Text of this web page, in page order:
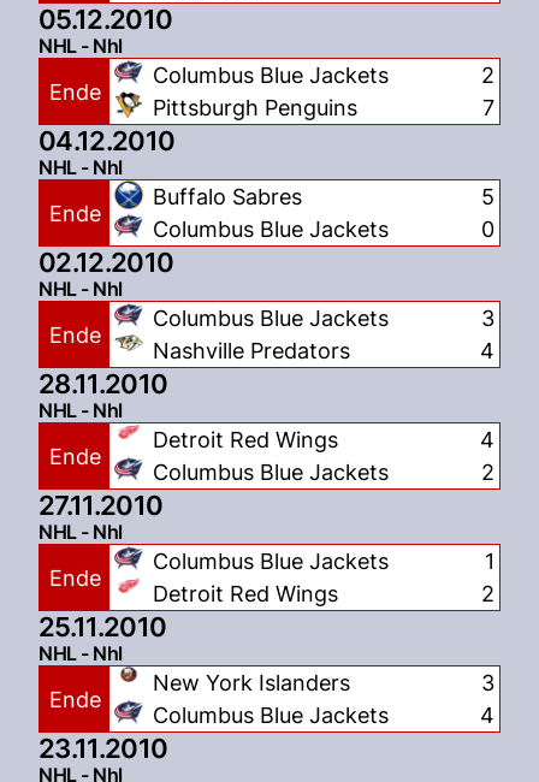
05.12.2010
NHL - Nhl
Ende
Columbus Blue Jackets
Pittsburgh Penguins
2
7
04.12.2010
NHL - Nhl
Ende
Buffalo Sabres
Columbus Blue Jackets
5
0
02.12.2010
NHL - Nhl
Ende
Columbus Blue Jackets
Nashville Predators
3
4
28.11.2010
NHL - Nhl
Ende
Detroit Red Wings
Columbus Blue Jackets
4
2
27.11.2010
NHL - Nhl
Ende
Columbus Blue Jackets
Detroit Red Wings
1
2
25.11.2010
NHL - Nhl
Ende
New York Islanders
Columbus Blue Jackets
3
4
23.11.2010
NHL - Nhl